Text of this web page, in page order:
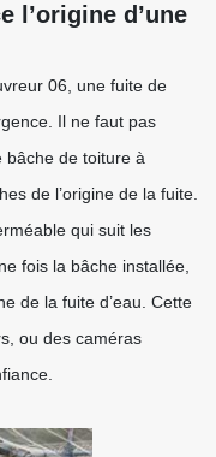
l’origine d’une
06, une fuite de
Il ne faut pas
bâche de toiture à
de l’origine de la fuite.
qui suit les
fois la bâche installée,
de la fuite d’eau. Cette
ou des caméras